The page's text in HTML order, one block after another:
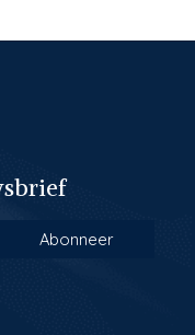
Abonneer